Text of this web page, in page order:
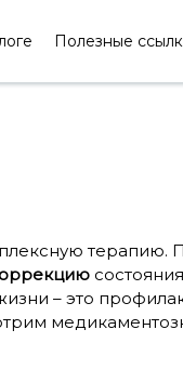
Полезные
терапию.
– это